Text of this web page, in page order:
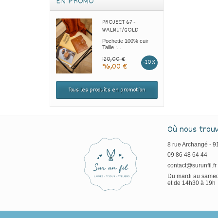
PROJECT 67 -
WALNUT/GOLD
Pochette 100% cuir
Taille :...
120,00 € -20%
96,00 €
Tous les produits en promotion
Où nous
8 rue Archangé -
09 86 48 64 44
contact@surunfil.fr
Du mardi au
et de 14h30 à 19h